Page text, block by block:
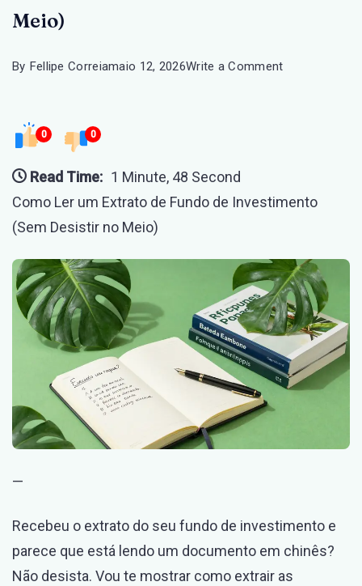
Meio)
By Fellipe Correiamaio 12, 2026Write a Commenton
Investimento
(Sem
Desistir
no
Meio)
0 0
Read Time: 1 Minute, 48 Second
Como Ler um Extrato de Fundo de Investimento
(Sem Desistir no Meio)
—
Recebeu o extrato do seu fundo de investimento e
parece que está lendo um documento em chinês?
Não desista. Vou te mostrar como extrair as